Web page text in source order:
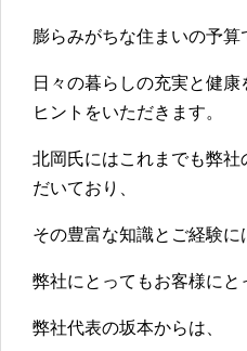
膨らみがちな住まいの予
日々の暮らしの充実と健
ヒントをいただきます。
北岡氏にはこれまでも弊
だいており、
その豊富な知識とご経験に
弊社にとってもお客様に
弊社代表の坂本からは、